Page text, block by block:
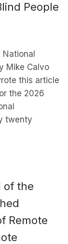
People
National
Mike Calvo
this article
the 2026
twenty
of the
Remote